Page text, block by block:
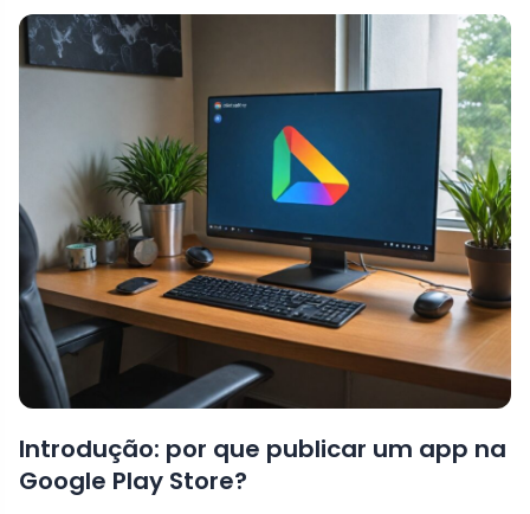
Introdução: por que publicar um app na
Google Play Store?